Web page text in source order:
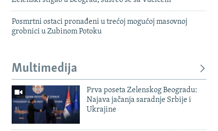
Posmrtni ostaci pronađeni u trećoj mogućoj masovnoj
grobnici u Zubinom Potoku
Multimedija
Prva poseta Zelenskog Beogradu:
Najava jačanja saradnje Srbije i
Ukrajine